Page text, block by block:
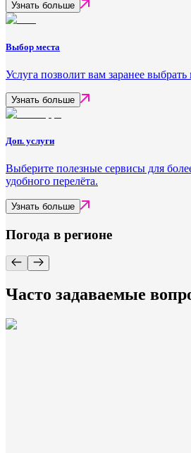
Узнать больше
Выбор места
Услуга позволит вам заранее выбрать
Узнать больше
Доп. услуги
Выберите полезные сервисы для
удобного перелёта.
Узнать больше
Погода в регионе
Часто задаваемые